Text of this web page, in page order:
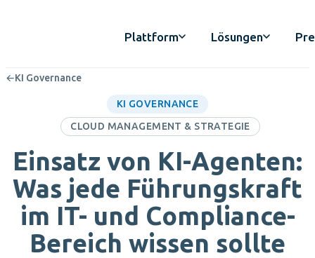
Plattform Lösungen
←KI Governance
KI GOVERNANCE
CLOUD MANAGEMENT & STRATEGIE
Einsatz von KI-Agenten:
Was jede Führungskraft
im IT- und Compliance-
Bereich wissen sollte